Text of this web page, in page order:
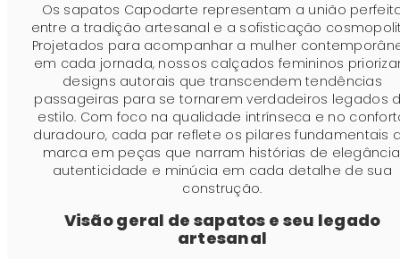
Os sapatos Capodarte representam a união
entre a tradição artesanal e a sofisticação
Projetados para acompanhar a mulher
em cada jornada, nossos calçados femininos
designs autorais que transcendem tendências
passageiras para se tornarem verdadeiros legados
estilo. Com foco na qualidade intrínseca e no
duradouro, cada par reflete os pilares fundamentais
marca em peças que narram histórias de
autenticidade e minúcia em cada detalhe de sua
construção.
Visão geral de sapatos e seu legado
artesanal